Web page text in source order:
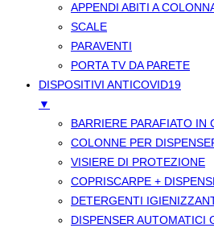
APPENDI ABITI A
SCALE
PARAVENTI
PORTA TV DA PARETE
DISPOSITIVI ANTICOVID19
▼
BARRIERE PARAFIATO IN
COLONNE PER
VISIERE DI PROTEZIONE
COPRISCARPE +
DETERGENTI
DISPENSER AUTOMATICI